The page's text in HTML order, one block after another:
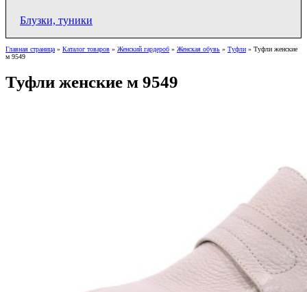
Блузки, туники
Главная страница» Каталог товаров » Женский гардероб » Женская обувь » Туфли » Туфли женские
м 9549
Туфли женские м 9549